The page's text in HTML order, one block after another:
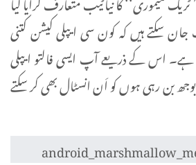
ہیں کہ کون سی ایپلی کیشن کتنی
ہے۔ اس کے ذریعے آپ ایسی فالتو ایپلی
بوجھ بن رہی ہوں کو اَن انسٹال بھی کر سکتے